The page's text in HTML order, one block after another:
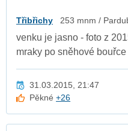
Třibřichy 253 mnm /
venku je jasno - foto z
mraky po sněhové bouřce
31.03.2015, 21:47
Pěkné+26